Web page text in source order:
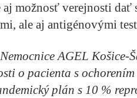
možnosť verejnosti dať
ale aj antigénovými
AGEL Košice-
o pacienta s
plán s 10 %